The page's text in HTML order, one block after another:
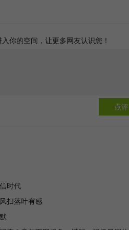
你的空间，让更多网友认识您！
点评
时代
扫落叶有感